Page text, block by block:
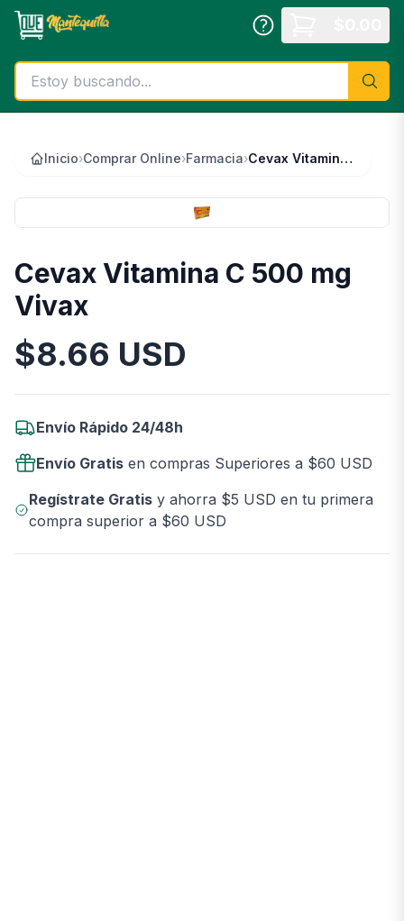
Saltar al contenido principal
Inicio›Comprar Online›Farmacia› Cevax Vitamina C 500 mg Vivax
Cevax Vitamina C 500 mg
Vivax
Información del Producto
$8.66 USD
Envío Rápido 24/48h
Envío Gratis en compras Superiores a $60 USD
Regístrate Gratisy ahorra $5 USD en tu primera
compra superior a $60 USD